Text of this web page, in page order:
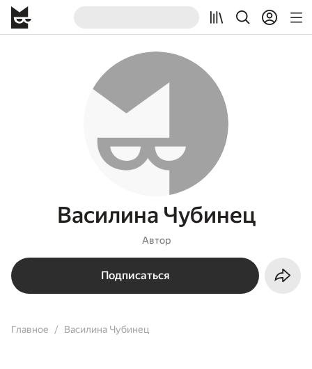
Василина Чубинец
Автор
Подписаться
Главное Василина Чубинец